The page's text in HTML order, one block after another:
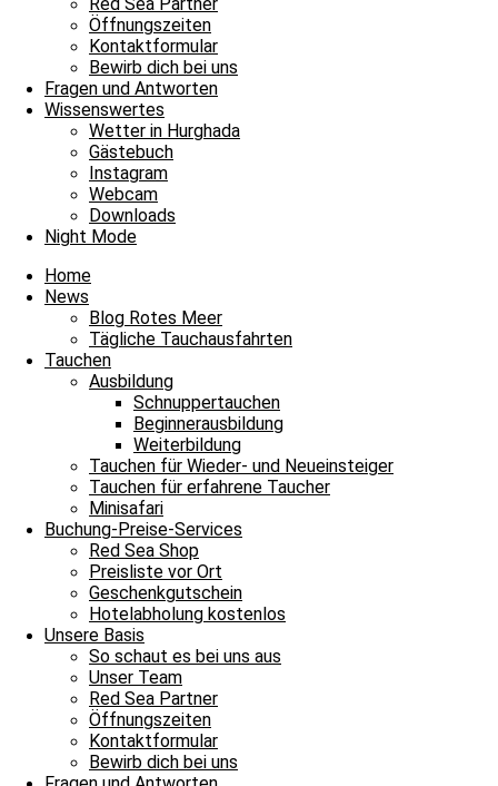
Öffnungszeiten
Kontaktformular
Bewirb dich bei uns
Fragen und Antworten
Wissenswertes
Wetter in Hurghada
Gästebuch
Instagram
Webcam
Downloads
Night Mode
Home
News
Blog Rotes Meer
Tägliche Tauchausfahrten
Tauchen
Ausbildung
Schnuppertauchen
Beginnerausbildung
Weiterbildung
Tauchen für Wieder- und Neueinsteiger
Tauchen für erfahrene Taucher
Minisafari
Buchung-Preise-Services
Red Sea Shop
Preisliste vor Ort
Geschenkgutschein
Hotelabholung kostenlos
Unsere Basis
So schaut es bei uns aus
Unser Team
Red Sea Partner
Öffnungszeiten
Kontaktformular
Bewirb dich bei uns
6.3 m/s
09:00
32°C
10:00
34°C
11:00
Wael